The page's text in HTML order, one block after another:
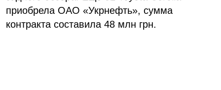
приобрела ОАО «Укрнефть», сумма
контракта составила 48 млн грн.